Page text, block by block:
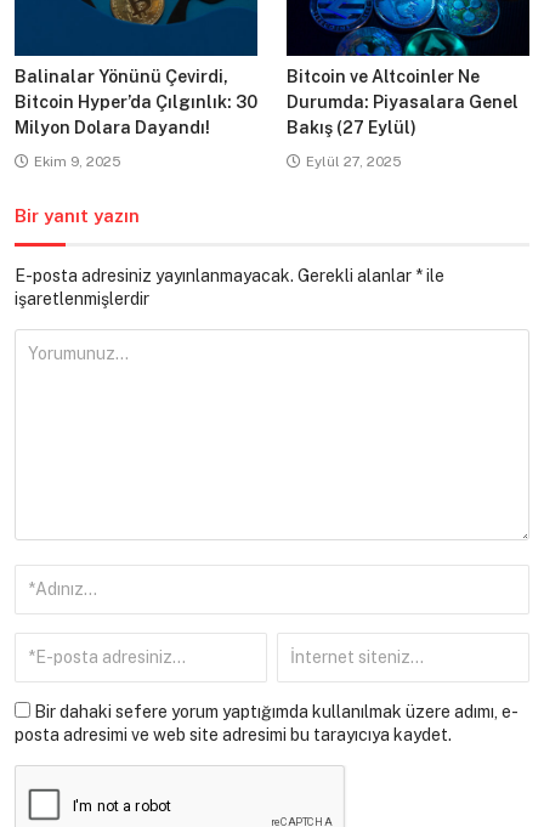
Balinalar Yönünü Çevirdi,
Bitcoin Hyper’da Çılgınlık: 30
Milyon Dolara Dayandı!
Ekim 9, 2025
Bitcoin ve Altcoinler Ne
Durumda: Piyasalara Genel
Bakış (27 Eylül)
Eylül 27, 2025
Bir yanıt yazın
E-posta adresiniz yayınlanmayacak. Gerekli alanlar *ile
işaretlenmişlerdir
Bir dahaki sefere yorum yaptığımda kullanılmak üzere adımı, e-
posta adresimi ve web site adresimi bu tarayıcıya kaydet.